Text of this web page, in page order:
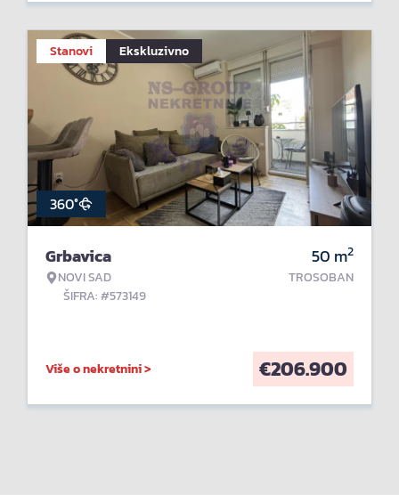
Stanovi Ekskluzivno
360°
Grbavica
NOVI SAD
ŠIFRA: #573149
50 m2
TROSOBAN
Više o nekretnini > €206.900